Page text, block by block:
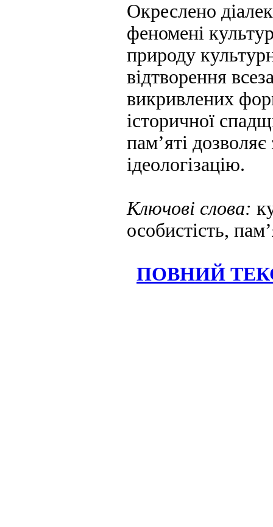
Окреслено
феномені
природу
відтворення
викривлених
історичної
пам’яті
ідеологізацію.
Ключові слова:
особистість,
ПОВНИЙ